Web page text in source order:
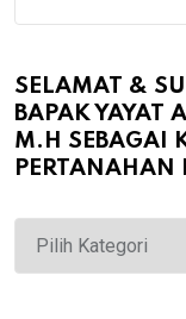
SELAMAT &
BAPAK YAYAT
M.H SEBAGAI
PERTANAHAN
Selamat
&